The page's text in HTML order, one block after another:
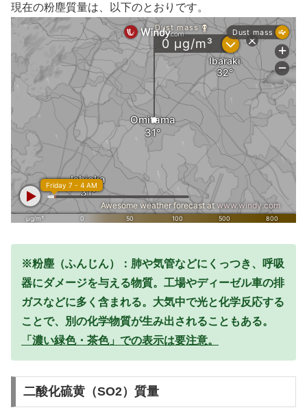
現在の粉塵質量は、以下のとおりです。
※粉塵（ふんじん）：肺や気管などにくっつき、呼吸
器にダメージを与える物質。工場やディーゼル車の排
ガスなどに多く含まれる。大気中で光と化学反応する
ことで、別の化学物質が生み出されることもある。
「濃い緑色・茶色」での表示は要注意。
二酸化硫黄（SO2）質量